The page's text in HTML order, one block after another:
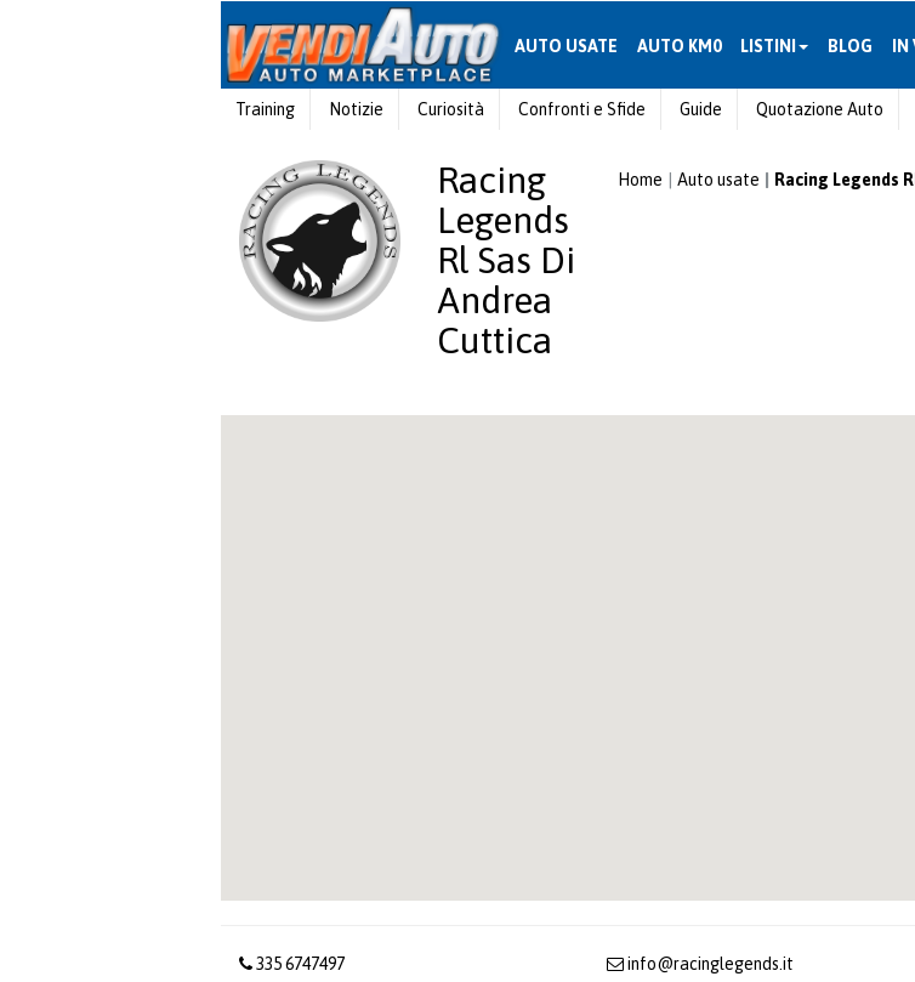
AUTO USATE AUTO KM0 LISTINI BLOG IN
Training Notizie Curiosità Confronti e Sfide Guide Quotazione Auto
Racing
Legends
Rl Sas Di
Andrea
Cuttica
Home Auto usate Racing Legends
335 6747497 info@racinglegends.it